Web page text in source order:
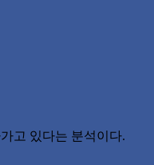
고 있다는 분석이다.